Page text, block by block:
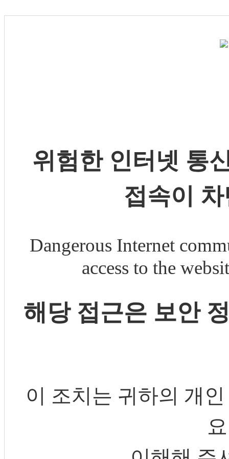
위험한 인터넷 통
접속이
Dangerous Internet
access to the
해당 접근은 보안
이 조치는 귀하의 개